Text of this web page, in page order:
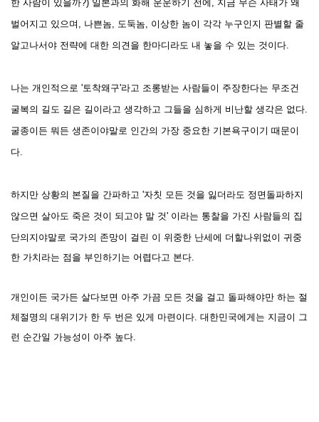
한 사람이 있을까?) 일본과의 화해 운운하기 전에, 지금 무슨 사태가 왜
벌어지고 있으며, 나쁜놈, 도둑놈, 이상한 놈이 각각 누구인지 판별할 줄
알고나서야 전략에 대한 의견을 한마디라도 내 놓을 수 있는 것이다.
나는 개인적으로 '토착왜구'라고 조롱받는 사람들이 주장한다는 무조건
굴복의 길도 길은 길이라고 생각하고 그들을 심하게 비난할 생각은 없다.
굴종이든 뭐든 생존이야말로 인간의 가장 중요한 기본욕구이기 때문이
다.
하지만 상황의 본질을 간파하고 '자칫 모든 것을 잃더 라도 정면돌파하지
않으면 살아도 죽은 것이 되고야 말 것' 이라는 통찰을 가진 사람들의 집
단의지야말로 국가의 존망이 걸린 이 위중한 난세에 더할나위없이 귀중
한 가치라는 점을 부인하기는 어렵다고 본다.
개인이든 국가든 살다보면 아주 가끔 모든 것을 걸고 돌파해야만 하는 절
체절명의 대위기가 한 두 번은 있게 마련이다. 대한민국에게는 지금이 그
런 순간일 가능성이 아주 높다.